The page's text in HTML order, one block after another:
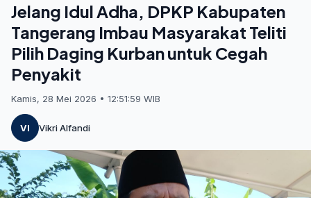
Jelang Idul Adha, DPKP Kabupaten
Tangerang Imbau Masyarakat Teliti
Pilih Daging Kurban untuk Cegah
Penyakit
Kamis, 28 Mei 2026 • 12:51:59 WIB
VI Vikri Alfandi